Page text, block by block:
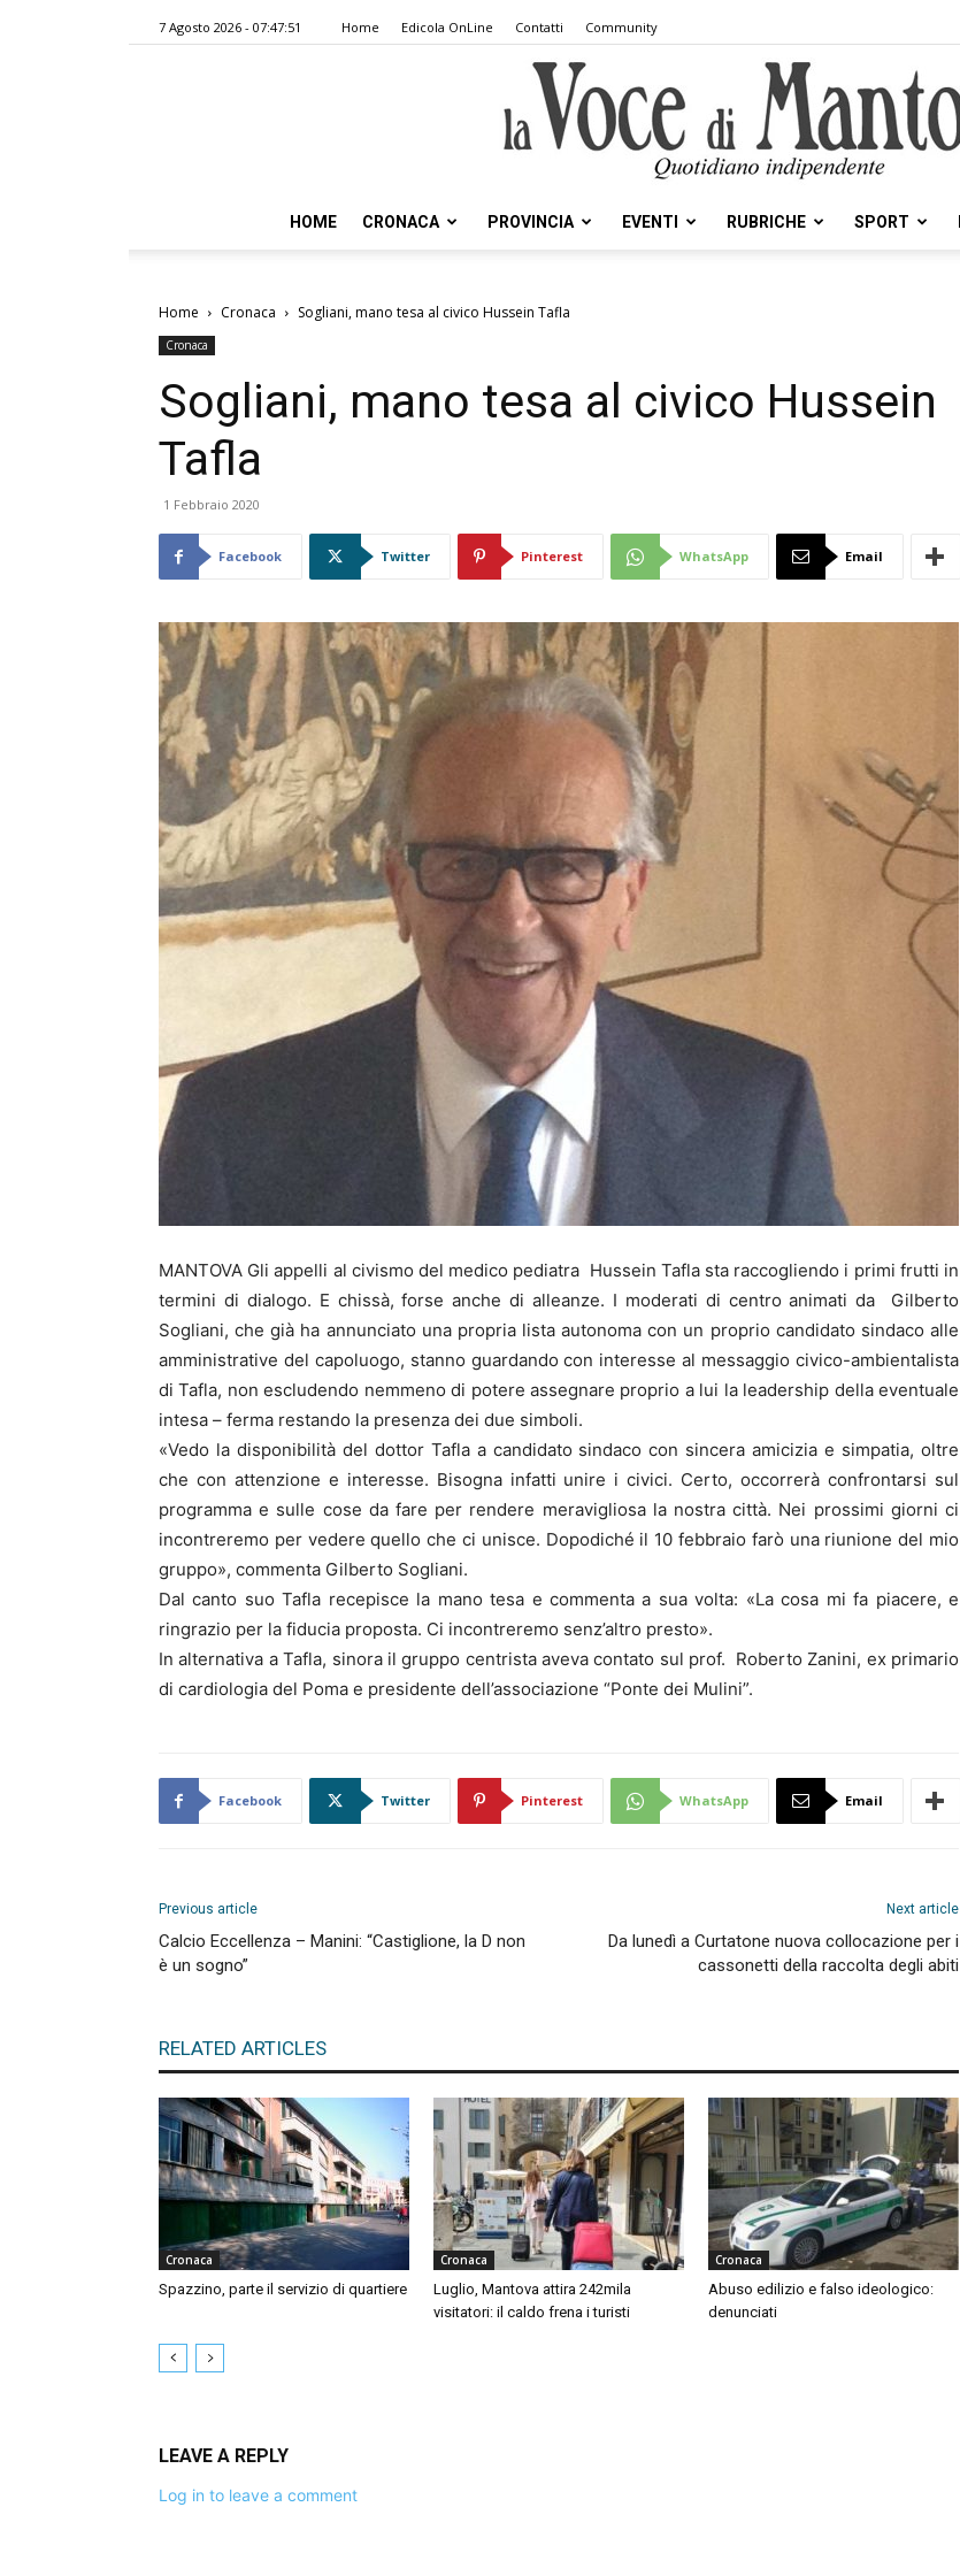
7 Agosto 2026 - 07:47:51 Home Edicola OnLine Contatti Community
Voce
HOME CRONACA PROVINCIA EVENTI RUBRICHE SPORT
Home Cronaca Sogliani, mano tesa al civico Hussein Tafla
Cronaca
Sogliani, mano tesa al civico Hussein
Tafla
1 Febbraio 2020
Facebook Twitter Pinterest WhatsApp Email
MANTOVA Gli appelli al civismo del medico pediatra Hussein Tafla sta raccogliendo i primi frutti in
termini di dialogo. E chissà, forse anche di alleanze. I moderati di centro animati da Gilberto
Sogliani, che già ha annunciato una propria lista autonoma con un proprio candidato sindaco alle
amministrative del capoluogo, stanno guardando con interesse al messaggio civico-ambientalista
di Tafla, non escludendo nemmeno di potere assegnare proprio a lui la leadership della eventuale
intesa – ferma restando la presenza dei due simboli.
«Vedo la disponibilità del dottor Tafla a candidato sindaco con sincera amicizia e simpatia, oltre
che con attenzione e interesse. Bisogna infatti unire i civici. Certo, occorrerà confrontarsi sul
programma e sulle cose da fare per rendere meravigliosa la nostra città. Nei prossimi giorni ci
incontreremo per vedere quello che ci unisce. Dopodiché il 10 febbraio farò una riunione del mio
gruppo», commenta Gilberto Sogliani.
Dal canto suo Tafla recepisce la mano tesa e commenta a sua volta: «La cosa mi fa piacere, e
ringrazio per la fiducia proposta. Ci incontreremo senz’altro presto».
In alternativa a Tafla, sinora il gruppo centrista aveva contato sul prof. Roberto Zanini, ex primario
di cardiologia del Poma e presidente dell’associazione “Ponte dei Mulini”.
Facebook Twitter Pinterest WhatsApp Email
Previous article
Calcio Eccellenza – Manini: “Castiglione, la D non
è un sogno”
Next article
Da lunedì a Curtatone nuova collocazione per i
cassonetti della raccolta degli abiti
RELATED ARTICLES
Cronaca
Spazzino, parte il servizio di quartiere
Cronaca
Luglio, Mantova attira 242mila
visitatori: il caldo frena i turisti
Cronaca
Abuso edilizio e falso ideologico:
denunciati
LEAVE A REPLY
Log in to leave a comment